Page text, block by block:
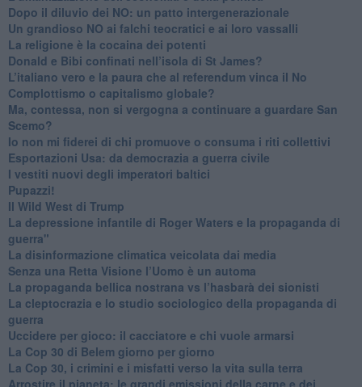
​Dopo il diluvio dei NO: un patto intergenerazionale
​Un grandioso NO ai falchi teocratici e ai loro vassalli
La religione è la cocaina dei potenti
Donald e Bibi confinati nell’isola di St James?
L’italiano vero e la paura che al referendum vinca il No
​Complottismo o capitalismo globale?
​Ma, contessa, non si vergogna a continuare a guardare San
Scemo?
​Io non mi fiderei di chi promuove o consuma i riti collettivi
Esportazioni Usa: da democrazia a guerra civile
​I vestiti nuovi degli imperatori baltici
​Pupazzi!
​Il Wild West di Trump
​La depressione infantile di Roger Waters e la propaganda di
guerra"
​La disinformazione climatica veicolata dai media
Senza una Retta Visione l’Uomo è un automa
​La propaganda bellica nostrana vs l’hasbarà dei sionisti
​La cleptocrazia e lo studio sociologico della propaganda di
guerra
​Uccidere per gioco: il cacciatore e chi vuole armarsi
​La Cop 30 di Belem giorno per giorno
La Cop 30, i crimini e i misfatti verso la vita sulla terra
Arrostire il pianeta: le grandi emissioni della carne e dei